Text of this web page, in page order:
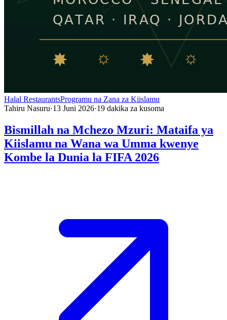
Halal RestaurantsProgramu na Zana za Kiislamu
Tahiru Nasuru·13 Juni 2026·19 dakika za kusoma
Bismillah na Mchezo Mzuri: Mataifa ya
Kiislamu na Wana wa Umma kwenye
Kombe la Dunia la FIFA 2026